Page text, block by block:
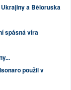
a Běloruska
spásná víra
použil v